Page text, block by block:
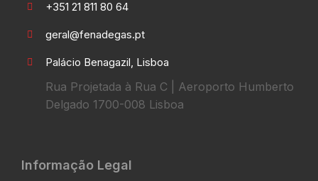
+351 21 811 80 64
geral@fenadegas.pt
Palácio Benagazil, Lisboa
Rua Projetada à Rua C | Aeroporto Humberto
Delgado 1700-008 Lisboa
Informação Legal